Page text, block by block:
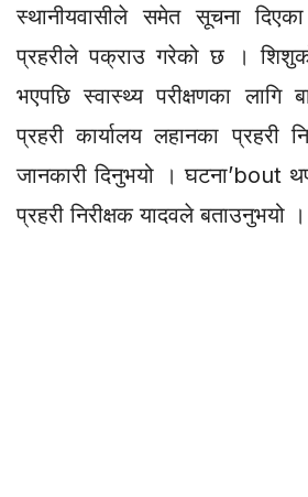
स्थानीयवासीले समेत सूचना
प्रहरीले पक्राउ गरेको छ ।
भएपछि स्वास्थ्य परीक्षणका लागि
प्रहरी कार्यालय लहानका प्रहरी
जानकारी दिनुभयो । घटना’bout
प्रहरी निरीक्षक यादवले बताउनुभयो ।